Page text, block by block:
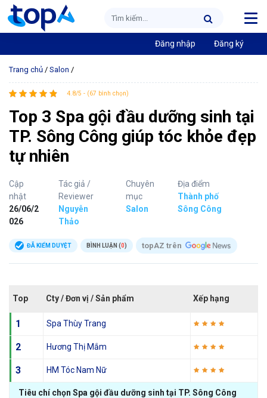
Đăng nhập Đăng ký
Trang chủ / Salon /
4.8/5 - (67 bình chọn)
Top 3 Spa gội đầu dưỡng sinh tại
TP. Sông Công giúp tóc khỏe đẹp
tự nhiên
Cập
nhật
26/06/2
026
Tác giả /
Reviewer
Nguyễn
Thảo
Chuyên
mục
Salon
Địa điểm
Thành phố
Sông Công
ĐÃ KIỂM DUYỆT BÌNH LUẬN (0) topAZ trên
Top Cty / Đơn vị / Sản phẩm Xếp hạng
1 Spa Thùy Trang
2 Hương Thị Mắm
3 HM Tóc Nam Nữ
Tiêu chí chọn Spa gội đầu dưỡng sinh tại TP. Sông Công